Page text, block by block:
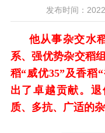
发布时间：
他从事杂交水
系、强优势杂交稻
稻“威优35”及香稻
出了卓越贡献。
质、多抗、广适的